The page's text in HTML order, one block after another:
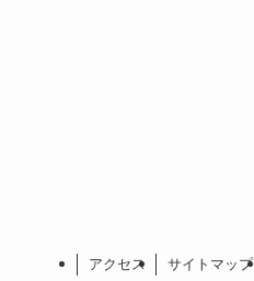
アクセス サイトマップ